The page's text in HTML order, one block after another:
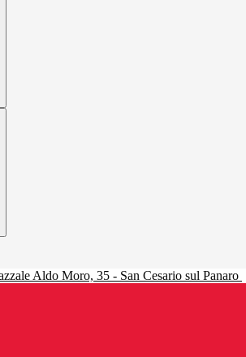
Aldo Moro, 35 - San Cesario sul Panaro